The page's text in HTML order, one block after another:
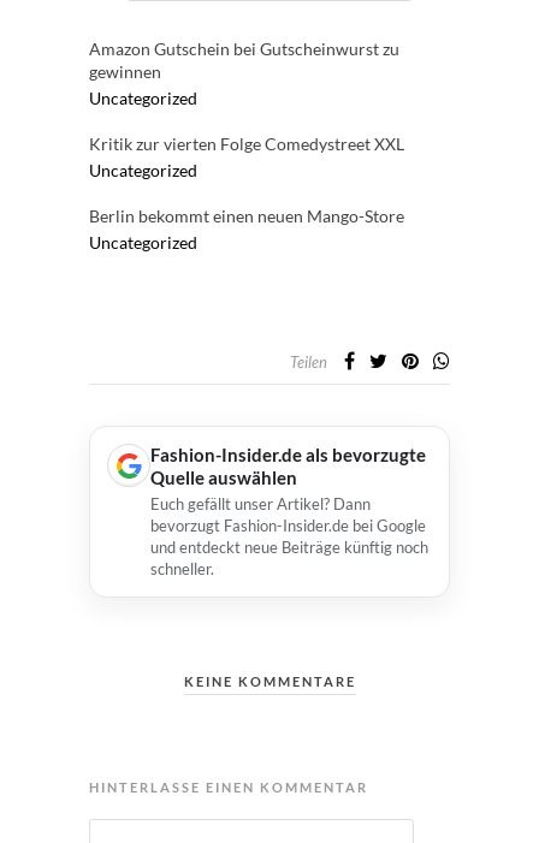
Amazon Gutschein bei Gutscheinwurst zu
gewinnen
Uncategorized
Kritik zur vierten Folge Comedystreet XXL
Uncategorized
Berlin bekommt einen neuen Mango-Store
Uncategorized
Teilen
Fashion-Insider.de als bevorzugte
Quelle auswählen
Euch gefällt unser Artikel? Dann
bevorzugt Fashion-Insider.de bei Google
und entdeckt neue Beiträge künftig noch
schneller.
KEINE KOMMENTARE
HINTERLASSE EINEN KOMMENTAR